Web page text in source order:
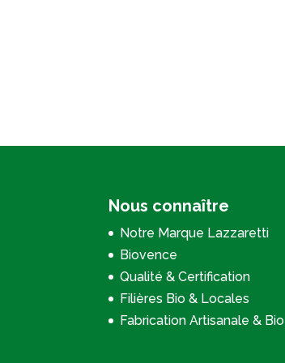
Nous connaître
Notre Marque Lazzaretti
Biovence
Qualité & Certification
Filières Bio & Locales
Fabrication Artisanale & Bio